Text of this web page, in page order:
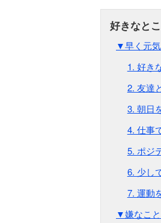
▼早く元
1. 好き
2. 友達
3. 朝日
4. 仕事
5. ポジ
6. 少し
7. 運動
▼嫌なこ